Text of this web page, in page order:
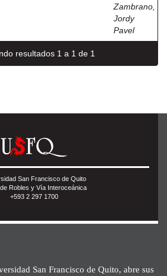
Zambrano,
Jordy
Pavel
resultados 1 a 1 de 1
San Francisco de Quito
Robles y Vía Interoceánica
+593 2 297 1700
San Francisco de Quito, abre sus